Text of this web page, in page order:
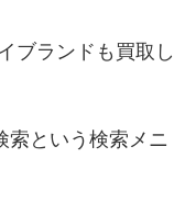
ブランドも買取し
索という検索メニ